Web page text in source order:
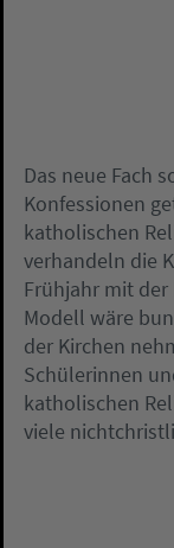
Das neue Fach
Konfessionen
katholischen
verhandeln die
Frühjahr mit der
Modell wäre
der Kirchen
Schülerinnen
katholischen
viele